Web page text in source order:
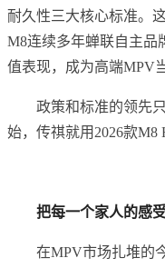
耐久性三大核心标准。
M8连续多年蝉联自主品
值表现，成为高端MPV
政策和标准的领先
始，传祺就用2026款M8
把每一个家人的感
在MPV市场扎堆的